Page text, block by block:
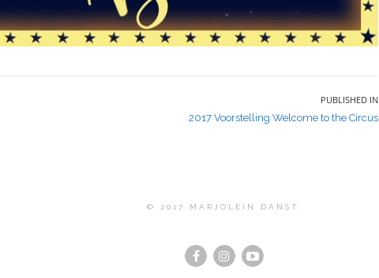
PUBLISHED IN
2017 Voorstelling Welcome to the Circus
© 2017 MARJOLEIN DANST.